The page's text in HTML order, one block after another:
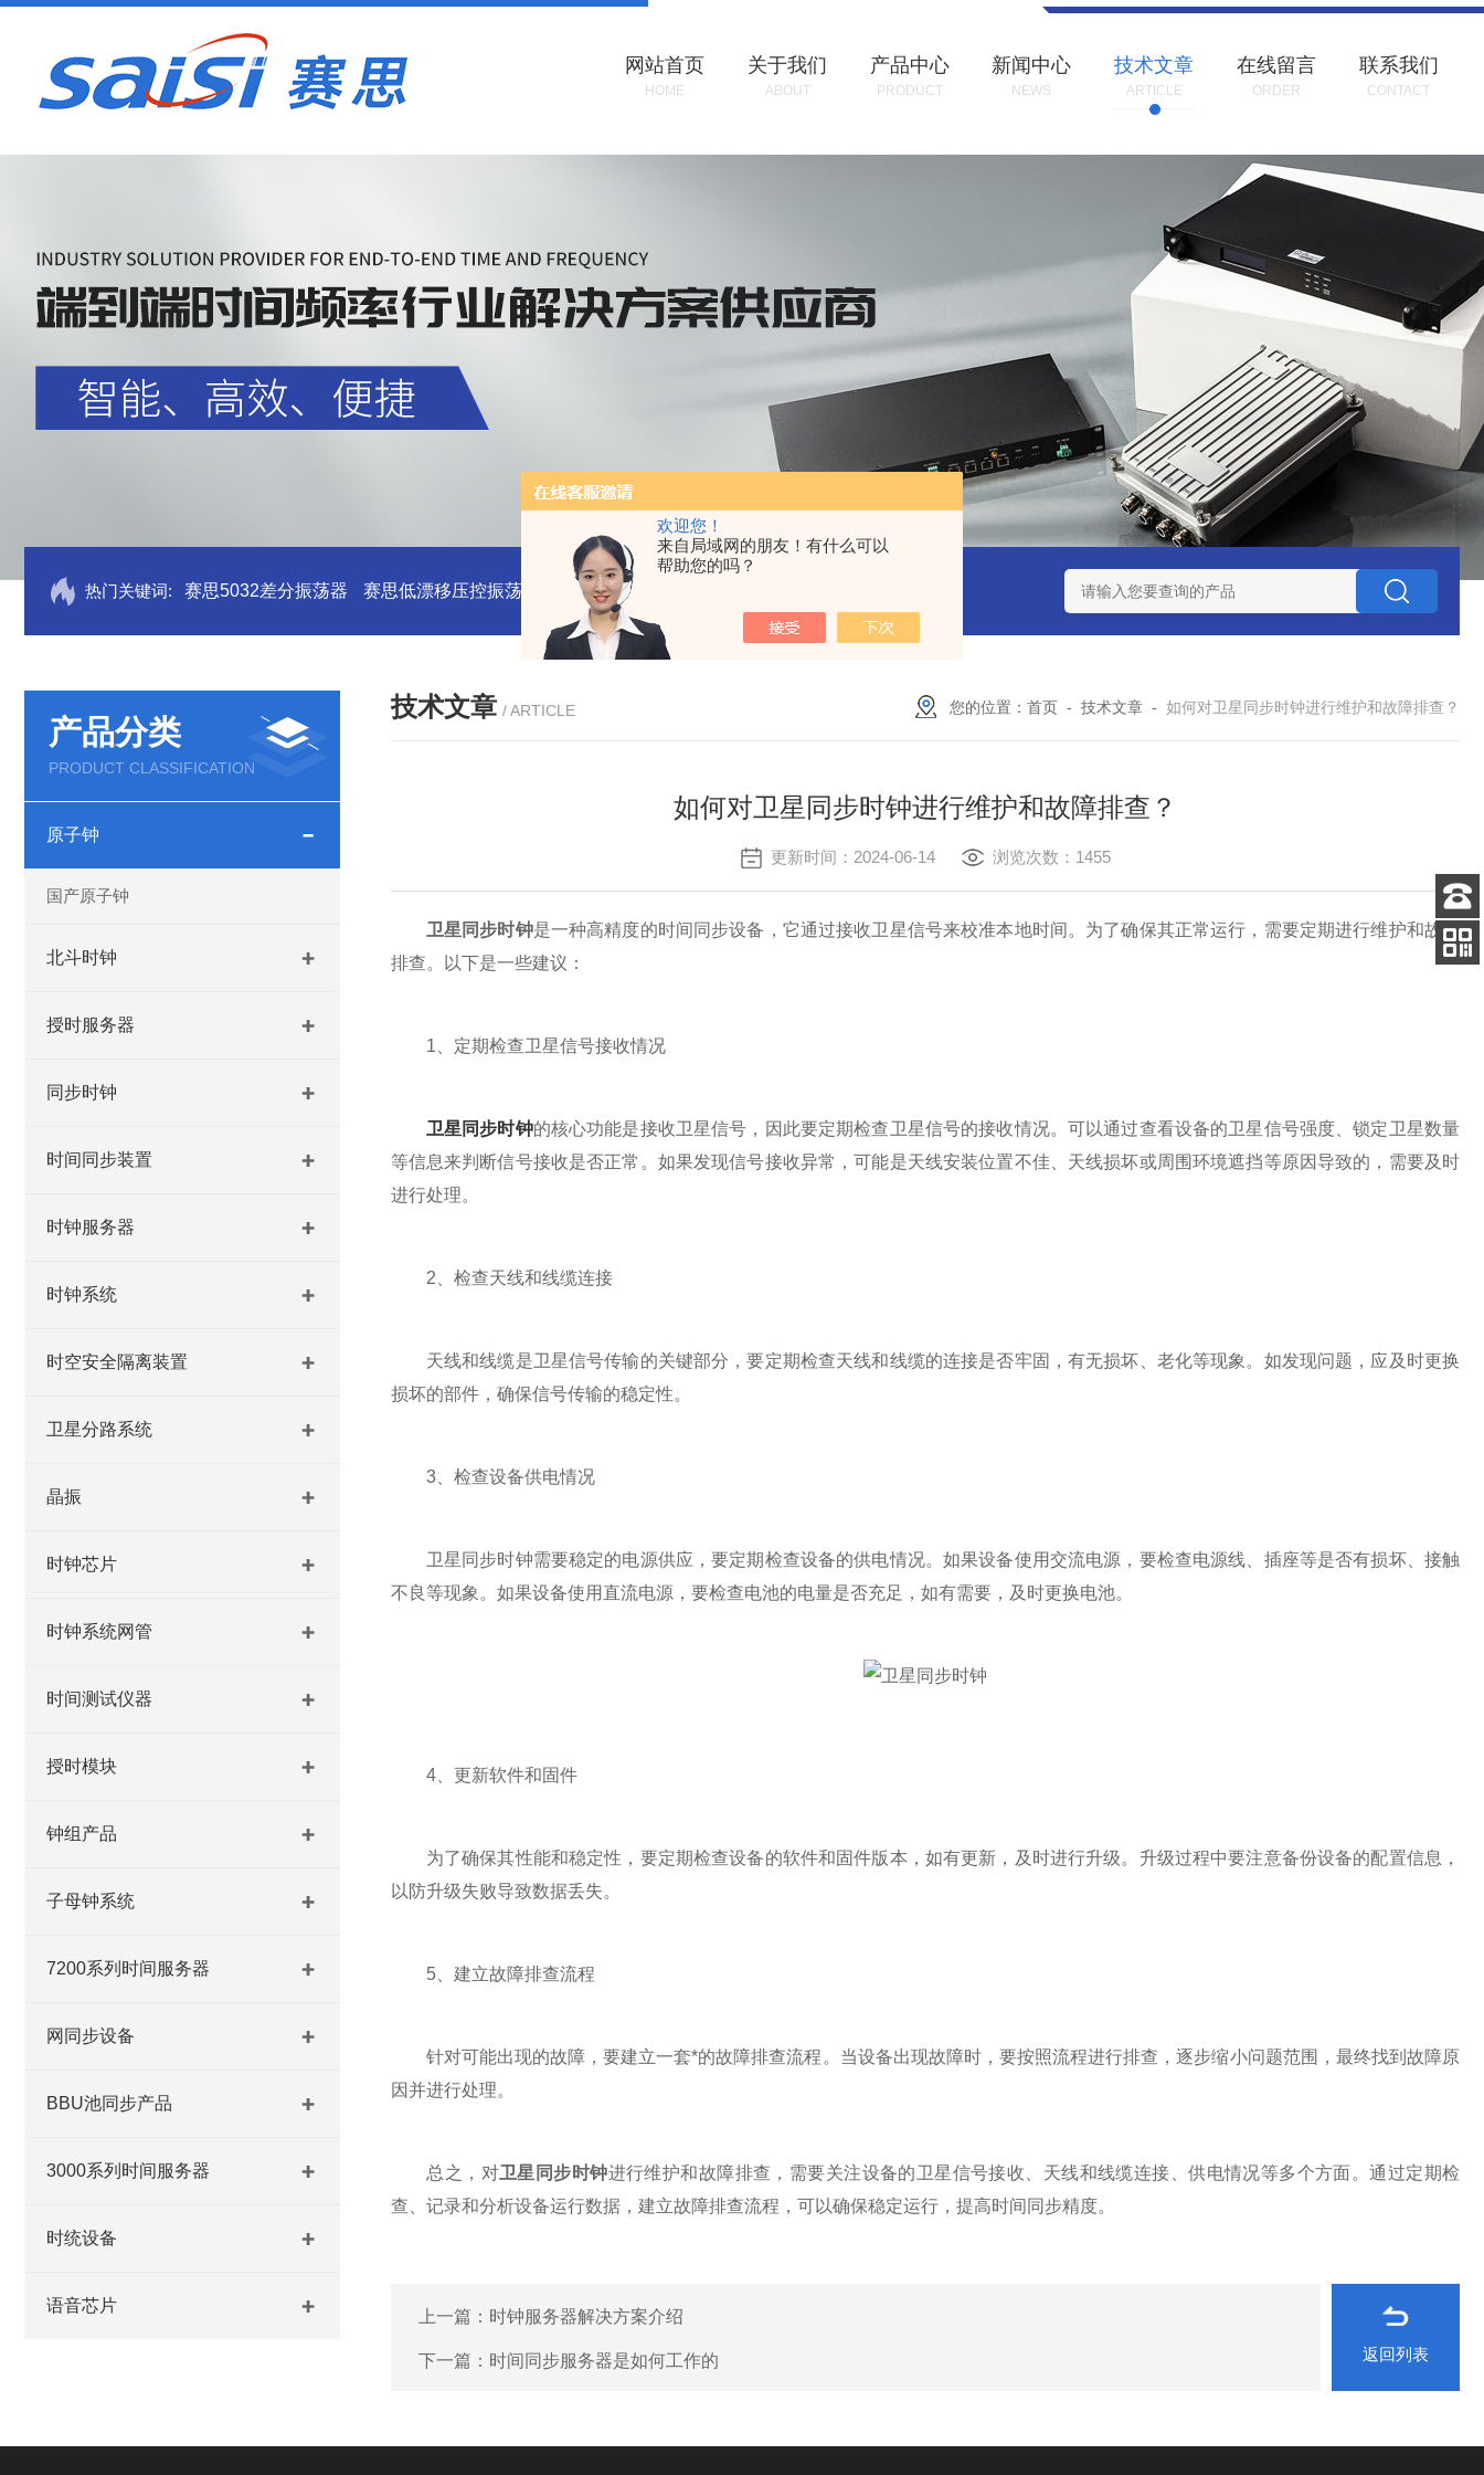
欢迎您！
来自局域网的朋友！有什么可以
帮助您的吗？
网站首页
HOME
关于我们
ABOUT
产品中心
PRODUCT
新闻中心
NEWS
技术文章
ARTICLE
在线留言
ORDER
联系我们
CONTACT
热门关键词: 赛思5032差分振荡器 赛思低漂移压控振荡器 赛思VCTCXO 压控振荡器 赛思北斗终端压控晶振 赛思高频石英无源晶体谐振器
产品分类
PRODUCT CLASSIFICATION
原子钟
国产原子钟
北斗时钟
授时服务器
同步时钟
时间同步装置
时钟服务器
时钟系统
时空安全隔离装置
卫星分路系统
晶振
时钟芯片
时钟系统网管
时间测试仪器
授时模块
钟组产品
子母钟系统
7200系列时间服务器
网同步设备
BBU池同步产品
3000系列时间服务器
时统设备
语音芯片
技术文章 / ARTICLE 您的位置： 首页 - 技术文章 - 如何对卫星同步时钟进行维护和故障排查？
如何对卫星同步时钟进行维护和故障排查？
更新时间：2024-06-14 浏览次数：1455
卫星同步时钟是一种高精度的时间同步设备，它通过接收卫星信号来校准本地时间。为了确保其正常运行，需要定期进行维护和故障
排查。以下是一些建议：
1、定期检查卫星信号接收情况
卫星同步时钟的核心功能是接收卫星信号，因此要定期检查卫星信号的接收情况。可以通过查看设备的卫星信号强度、锁定卫星数量
等信息来判断信号接收是否正常。如果发现信号接收异常，可能是天线安装位置不佳、天线损坏或周围环境遮挡等原因导致的，需要及时
进行处理。
2、检查天线和线缆连接
天线和线缆是卫星信号传输的关键部分，要定期检查天线和线缆的连接是否牢固，有无损坏、老化等现象。如发现问题，应及时更换
损坏的部件，确保信号传输的稳定性。
3、检查设备供电情况
卫星同步时钟需要稳定的电源供应，要定期检查设备的供电情况。如果设备使用交流电源，要检查电源线、插座等是否有损坏、接触
不良等现象。如果设备使用直流电源，要检查电池的电量是否充足，如有需要，及时更换电池。
4、更新软件和固件
为了确保其性能和稳定性，要定期检查设备的软件和固件版本，如有更新，及时进行升级。升级过程中要注意备份设备的配置信息，
以防升级失败导致数据丢失。
5、建立故障排查流程
针对可能出现的故障，要建立一套*的故障排查流程。当设备出现故障时，要按照流程进行排查，逐步缩小问题范围，最终找到故障原
因并进行处理。
总之，对卫星同步时钟进行维护和故障排查，需要关注设备的卫星信号接收、天线和线缆连接、供电情况等多个方面。通过定期检
查、记录和分析设备运行数据，建立故障排查流程，可以确保稳定运行，提高时间同步精度。
上一篇： 时钟服务器解决方案介绍
下一篇： 时间同步服务器是如何工作的 返回列表
客服
电话